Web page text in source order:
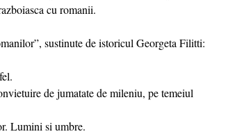
cu romanii.
sustinute de istoricul Georgeta Filitti:
de jumatate de mileniu, pe temeiul
Lumini si umbre.